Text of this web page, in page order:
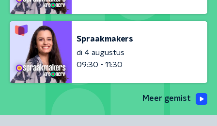
Spraakmakers
di 4 augustus
09:30 - 11:30
Meer gemist